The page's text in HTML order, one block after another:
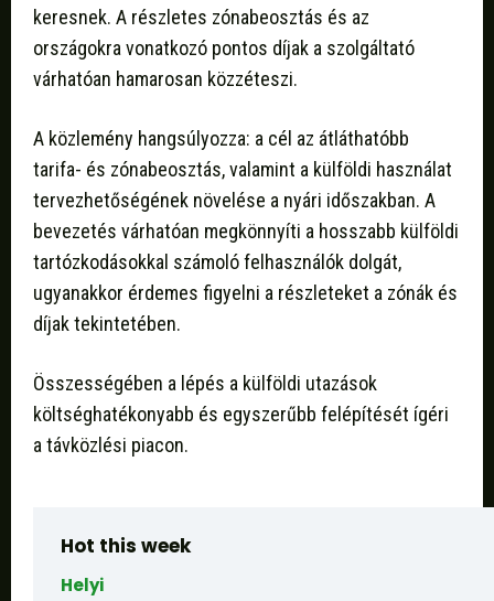
keresnek. A részletes zónabeosztás és az
országokra vonatkozó pontos díjak a szolgáltató
várhatóan hamarosan közzéteszi.
A közlemény hangsúlyozza: a cél az átláthatóbb
tarifa- és zónabeosztás, valamint a külföldi használat
tervezhetőségének növelése a nyári időszakban. A
bevezetés várhatóan megkönnyíti a hosszabb külföldi
tartózkodásokkal számoló felhasználók dolgát,
ugyanakkor érdemes figyelni a részleteket a zónák és
díjak tekintetében.
Összességében a lépés a külföldi utazások
költséghatékonyabb és egyszerűbb felépítését ígéri
a távközlési piacon.
Hot this week
Helyi